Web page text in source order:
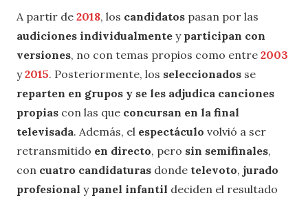
A partir de 2018, los candidatos pasan por las
audiciones individualmente y participan con
versiones, no con temas propios como entre 2003
y2015. Posteriormente, los seleccionados se
reparten en grupos y se les adjudica canciones
propias con las que concursan en la final
televisada. Además, el espectáculo volvió a ser
retransmitido en directo, pero sin semifinales,
con cuatro candidaturas donde televoto, jurado
profesional y panel infantil deciden el resultado